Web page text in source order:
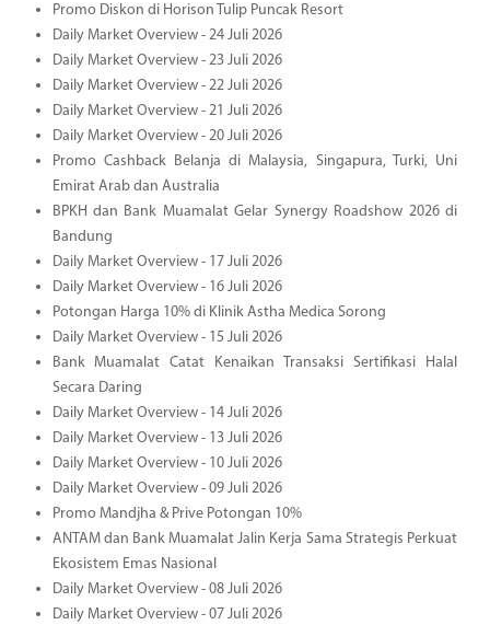
Promo Diskon di Horison Tulip Puncak Resort
Daily Market Overview - 24 Juli 2026
Daily Market Overview - 23 Juli 2026
Daily Market Overview - 22 Juli 2026
Daily Market Overview - 21 Juli 2026
Daily Market Overview - 20 Juli 2026
Promo Cashback Belanja di Malaysia, Singapura, Turki, Uni
Emirat Arab dan Australia
BPKH dan Bank Muamalat Gelar Synergy Roadshow 2026 di
Bandung
Daily Market Overview - 17 Juli 2026
Daily Market Overview - 16 Juli 2026
Potongan Harga 10% di Klinik Astha Medica Sorong
Daily Market Overview - 15 Juli 2026
Bank Muamalat Catat Kenaikan Transaksi Sertifikasi Halal
Secara Daring
Daily Market Overview - 14 Juli 2026
Daily Market Overview - 13 Juli 2026
Daily Market Overview - 10 Juli 2026
Daily Market Overview - 09 Juli 2026
Promo Mandjha & Prive Potongan 10%
ANTAM dan Bank Muamalat Jalin Kerja Sama Strategis Perkuat
Ekosistem Emas Nasional
Daily Market Overview - 08 Juli 2026
Daily Market Overview - 07 Juli 2026